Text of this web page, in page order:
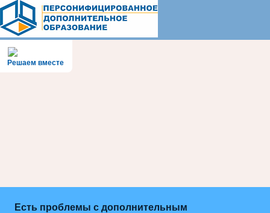
Решаем вместе
Есть проблемы с дополнительным